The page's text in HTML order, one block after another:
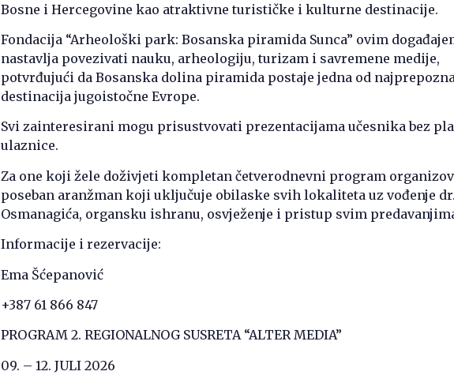
Bosne i Hercegovine kao atraktivne turističke i kulturne destinacije.
Fondacija “Arheološki park: Bosanska piramida Sunca” ovim
nastavlja povezivati nauku, arheologiju, turizam i savremene medije,
potvrđujući da Bosanska dolina piramida postaje jedna od
destinacija jugoistočne Evrope.
Svi zainteresirani mogu prisustvovati prezentacijama učesnika bez
ulaznice.
Za one koji žele doživjeti kompletan četverodnevni program
poseban aranžman koji uključuje obilaske svih lokaliteta uz vođenje
Osmanagića, organsku ishranu, osvježenje i pristup svim
Informacije i rezervacije:
Ema Šćepanović
+387 61 866 847
PROGRAM 2. REGIONALNOG SUSRETA “ALTER MEDIA”
09. – 12. JULI 2026